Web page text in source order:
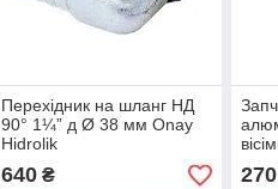
Перехідник на шланг НД
90° 1¼” д Ø 38 мм Onay
Hidrolik
640₴ 270